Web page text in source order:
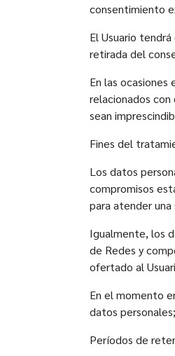
consentimiento
El Usuario
retirada del
En las
relacionados
sean
Fines del
Los datos
compromisos
para atender
Igualmente, los
de Redes y
ofertado al
En el momento
datos
Períodos de